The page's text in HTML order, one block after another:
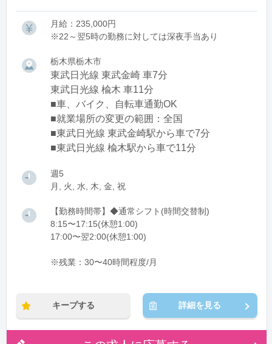
月給：235,000円
※22～翌5時の勤務に対しては深夜手当あり
栃木県栃木市
東武日光線 東武金崎 車7分
東武日光線 楡木 車11分
■車、バイク、自転車通勤OK
■就業場所の変更の範囲：全国
■東武日光線 東武金崎駅から車で7分
■東武日光線 楡木駅から車で11分
週5
月, 火, 水, 木, 金, 祝
【勤務時間帯】◆通常シフト(時間交替制)
8:15〜17:15(休憩1:00)
17:00〜翌2:00(休憩1:00)
※残業：30〜40時間程度/月
キープする 詳細を見る